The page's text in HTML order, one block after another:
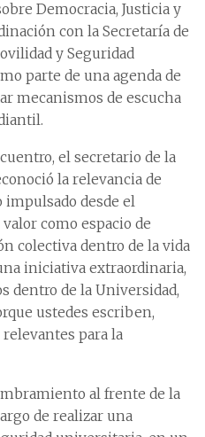
Democracia, Justicia y
con la Secretaría de
y Seguridad
parte de una agenda de
mecanismos de escucha
el secretario de la
la relevancia de
desde el
como espacio de
colectiva dentro de la vida
iniciativa extraordinaria,
dentro de la Universidad,
ustedes escriben,
para la
al frente de la
de realizar una